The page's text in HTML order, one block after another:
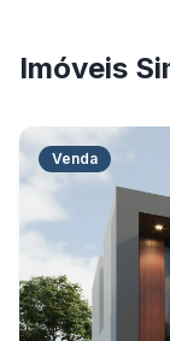
Imóveis
Venda